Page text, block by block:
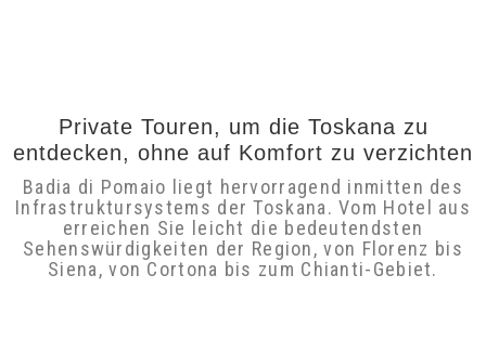
Private Touren, um die Toskana zu
entdecken, ohne auf Komfort zu
verzichten
Badia di Pomaio liegt hervorragend inmitten des
Infrastruktursystems der Toskana. Vom Hotel
aus erreichen Sie leicht die bedeutendsten
Sehenswürdigkeiten der Region, von Florenz bis